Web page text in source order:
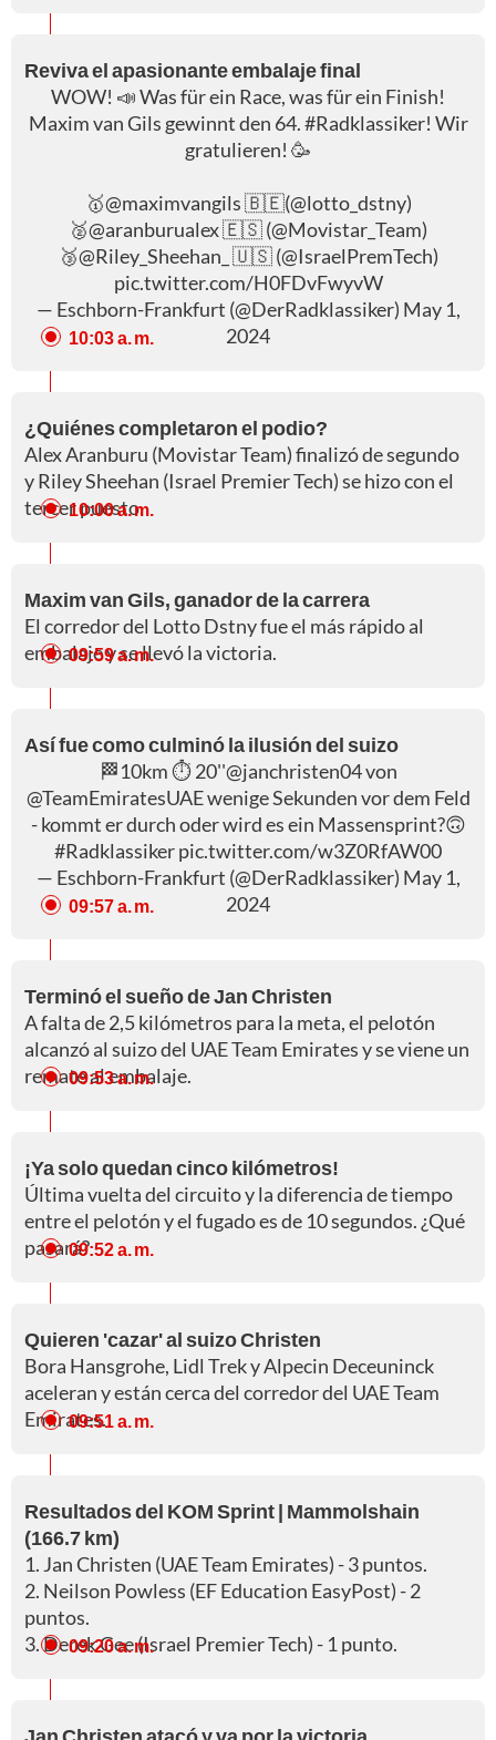
Reviva el apasionante embalaje final
WOW! 📣 Was für ein Race, was für ein Finish!
Maxim van Gils gewinnt den 64.#Radklassiker! Wir
gratulieren! 🥳
🥇@maximvangils🇧🇪(@lotto_dstny)
🥈@aranburualex🇪🇸 (@Movistar_Team)
🥉@Riley_Sheehan_ 🇺🇸 (@IsraelPremTech)
pic.twitter.com/H0FDvFwyvW
— Eschborn-Frankfurt (@DerRadklassiker) May 1,
2024
10:03 a. m.
¿Quiénes completaron el podio?
Alex Aranburu (Movistar Team) finalizó de segundo
y Riley Sheehan (Israel Premier Tech) se hizo con el
tercer puesto.
10:00 a. m.
Maxim van Gils, ganador de la carrera
El corredor del Lotto Dstny fue el más rápido al
embalaje y se llevó la victoria.
09:59 a. m.
Así fue como culminó la ilusión del suizo
🏁10km ⏱️ 20''@janchristen04von
@TeamEmiratesUAEwenige Sekunden vor dem Feld
- kommt er durch oder wird es ein Massensprint?🙃
#Radklassikerpic.twitter.com/w3Z0RfAW00
— Eschborn-Frankfurt (@DerRadklassiker) May 1,
2024
09:57 a. m.
Terminó el sueño de Jan Christen
A falta de 2,5 kilómetros para la meta, el pelotón
alcanzó al suizo del UAE Team Emirates y se viene un
remate al embalaje.
09:53 a. m.
¡Ya solo quedan cinco kilómetros!
Última vuelta del circuito y la diferencia de tiempo
entre el pelotón y el fugado es de 10 segundos. ¿Qué
pasará?09:52 a. m.
Quieren 'cazar' al suizo Christen
Bora Hansgrohe, Lidl Trek y Alpecin Deceuninck
aceleran y están cerca del corredor del UAE Team
Emirates.09:51 a. m.
Resultados del KOM Sprint | Mammolshain
(166.7 km)
1. Jan Christen (UAE Team Emirates) - 3 puntos.
2. Neilson Powless (EF Education EasyPost) - 2
puntos.
3. Derek Gee (Israel Premier Tech) - 1 punto.
09:20 a. m.